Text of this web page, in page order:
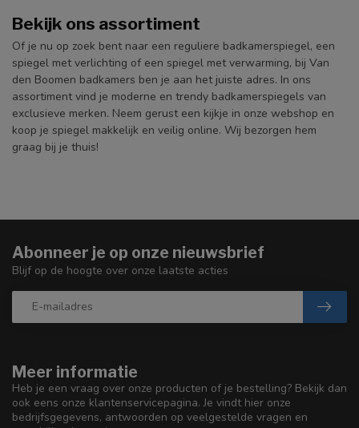
Bekijk ons assortiment
Of je nu op zoek bent naar een reguliere badkamerspiegel, een
spiegel met verlichting of een spiegel met verwarming, bij Van
den Boomen badkamers ben je aan het juiste adres. In ons
assortiment vind je moderne en trendy badkamerspiegels van
exclusieve merken. Neem gerust een kijkje in onze webshop en
koop je spiegel makkelijk en veilig online. Wij bezorgen hem
graag bij je thuis!
Meer informatie
Heb je een vraag over onze producten of je bestelling? Bekijk dan
ook eens onze klantenservicepagina. Je vindt hier onze
bedrijfsgegevens, antwoorden op veelgestelde vragen en
Abonneer je op onze nieuwsbrief
Blijf op de hoogte over onze laatste acties